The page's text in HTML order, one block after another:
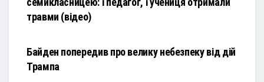
травми (відео)
Байден попередив про велику небезпеку від дій
Трампа